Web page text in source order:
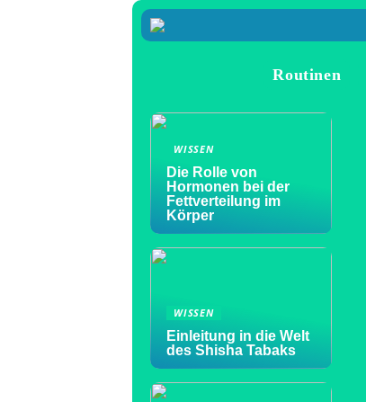
Routinen
WISSEN
Die Rolle von
Hormonen bei der
Fettverteilung im
Körper
WISSEN
Einleitung in die Welt
des Shisha Tabaks